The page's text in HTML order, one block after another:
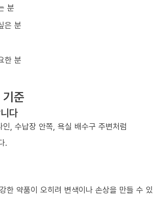
분
은 분
한 분
준
다
, 수납장 안쪽, 욕실 배수구 주변처럼
.
약품이 오히려 변색이나 손상을 만들 수